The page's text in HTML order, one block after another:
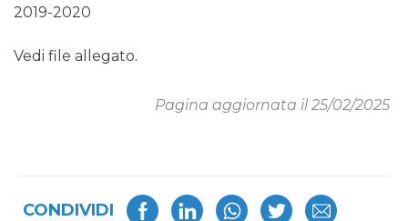
2019-2020
Vedi file allegato.
Pagina aggiornata il 25/02/2025
CONDIVIDI